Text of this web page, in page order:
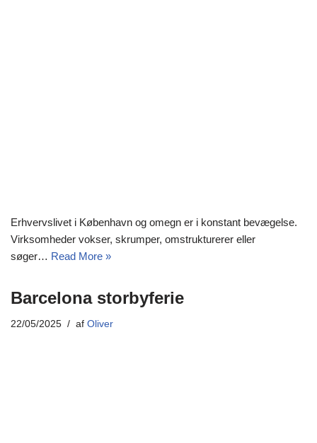
Erhvervslivet i København og omegn er i konstant bevægelse.
Virksomheder vokser, skrumper, omstrukturerer eller
søger… Read More »
Barcelona storbyferie
22/05/2025 af Oliver